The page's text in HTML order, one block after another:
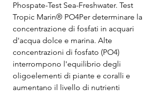
Phospate-Test Sea-Freshwater. Test
Tropic Marin® PO4Per determinare la
concentrazione di fosfati in acquari
d'acqua dolce e marina. Alte
concentrazioni di fosfato (PO4)
interrompono l'equilibrio degli
oligoelementi di piante e coralli e
aumentano il livello di nutrienti